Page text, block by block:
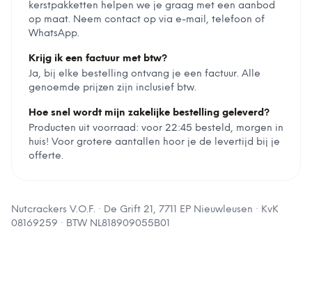
kerstpakketten helpen we je graag met een aanbod
op maat. Neem contact op via e-mail, telefoon of
WhatsApp.
Krijg ik een factuur met btw?
Ja, bij elke bestelling ontvang je een factuur. Alle
genoemde prijzen zijn inclusief btw.
Hoe snel wordt mijn zakelijke bestelling geleverd?
Producten uit voorraad: voor 22:45 besteld, morgen in
huis! Voor grotere aantallen hoor je de levertijd bij je
offerte.
Nutcrackers V.O.F. · De Grift 21, 7711 EP Nieuwleusen · KvK
08169259 · BTW NL818909055B01